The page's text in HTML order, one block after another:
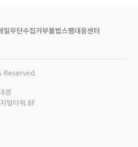
일무단수집거부불법스팸대응센터
Reserved.
경
털타워 8F